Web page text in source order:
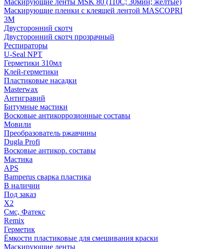
Маскирующие ленты MSK 80 (110С; 30мин; желтые)
Маскирующие пленки с клеящей лентой MASCOPRI
3M
Двусторонний скотч
Двусторонний скотч прозрачный
Респираторы
U-Seal NPT
Герметики 310мл
Клей-герметики
Пластиковые насадки
Masterwax
Антигравий
Битумные мастики
Восковые антикоррозионные составы
Мовили
Преобразователь ржавчины
Dugla Profi
Восковые антикор. составы
Мастика
APS
Bamperus сварка пластика
В наличии
Под заказ
X2
Смс, Фатекс
Remix
Герметик
Ёмкости пластиковые для смешивания краски
Маскирующие ленты